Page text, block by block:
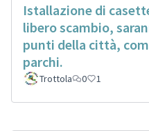
Istallazione di
libero scambio,
punti della città,
parchi.
Trottola 0 1